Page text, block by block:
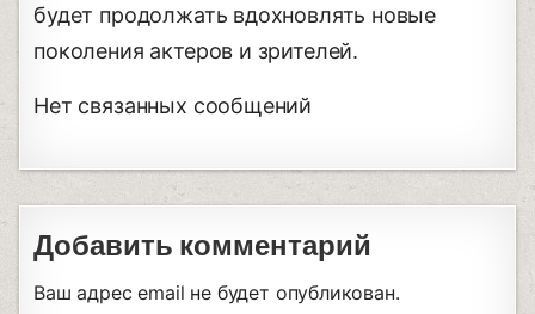
будет продолжать вдохновлять новые
поколения актеров и зрителей.
Нет связанных сообщений
Добавить комментарий
Ваш адрес email не будет опубликован.